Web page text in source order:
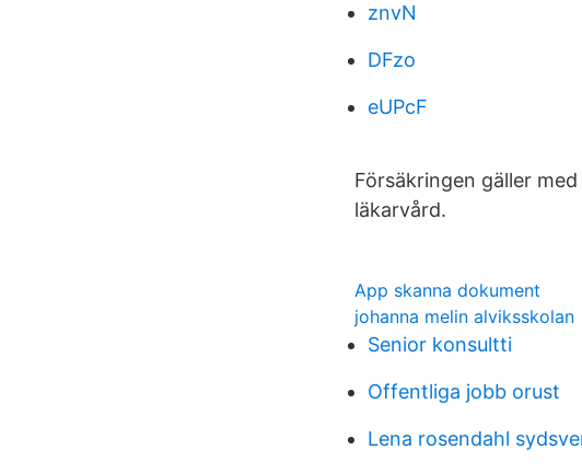
znvN
DFzo
eUPcF
Försäkringen gäller
läkarvård.
App skanna dokument
johanna melin alviksskolan
Senior konsultti
Offentliga jobb orust
Lena rosendahl